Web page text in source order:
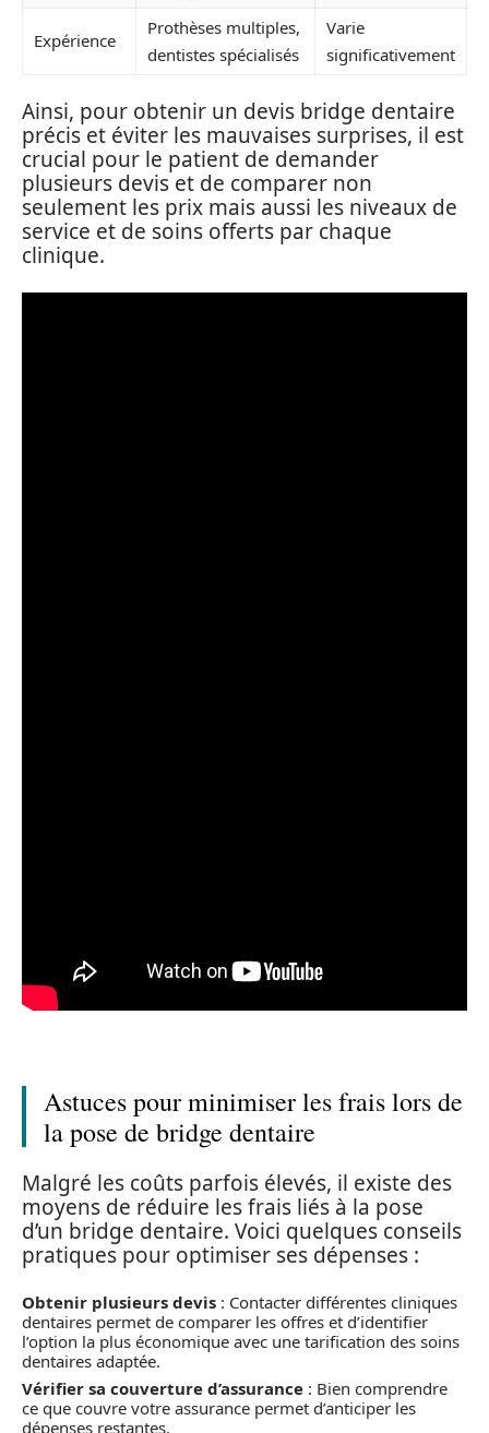
Expérience
Prothèses multiples,
dentistes spécialisés
Varie
significativement
Ainsi, pour obtenir un devis bridge dentaire
précis et éviter les mauvaises surprises, il est
crucial pour le patient de demander
plusieurs devis et de comparer non
seulement les prix mais aussi les niveaux de
service et de soins offerts par chaque
clinique.
Astuces pour minimiser les frais lors de
la pose de bridge dentaire
Malgré les coûts parfois élevés, il existe des
moyens de réduire les frais liés à la pose
d’un bridge dentaire. Voici quelques conseils
pratiques pour optimiser ses dépenses :
Obtenir plusieurs devis : Contacter différentes cliniques
dentaires permet de comparer les offres et d’identifier
l’option la plus économique avec une tarification des soins
dentaires adaptée.
Vérifier sa couverture d’assurance : Bien comprendre
ce que couvre votre assurance permet d’anticiper les
dépenses restantes.